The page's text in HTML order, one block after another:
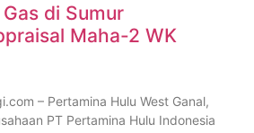
di Sumur
Maha-2 WK
– Pertamina Hulu West Ganal,
PT Pertamina Hulu Indonesia